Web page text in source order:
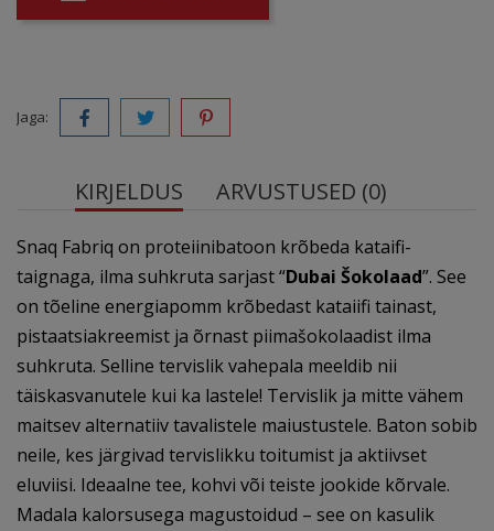
Jaga:
KIRJELDUS ARVUSTUSED (0)
Snaq Fabriq on proteiinibatoon krõbeda kataifi-
taignaga, ilma suhkruta sarjast “Dubai Šokolaad”. See
on tõeline energiapomm krõbedast kataiifi tainast,
pistaatsiakreemist ja õrnast piimašokolaadist ilma
suhkruta. Selline tervislik vahepala meeldib nii
täiskasvanutele kui ka lastele! Tervislik ja mitte vähem
maitsev alternatiiv tavalistele maiustustele. Baton sobib
neile, kes järgivad tervislikku toitumist ja aktiivset
eluviisi. Ideaalne tee, kohvi või teiste jookide kõrvale.
Madala kalorsusega magustoidud – see on kasulik